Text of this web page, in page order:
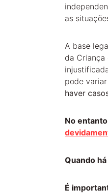
as
A base
da Criança
pode variar
haver
No
Quando
É